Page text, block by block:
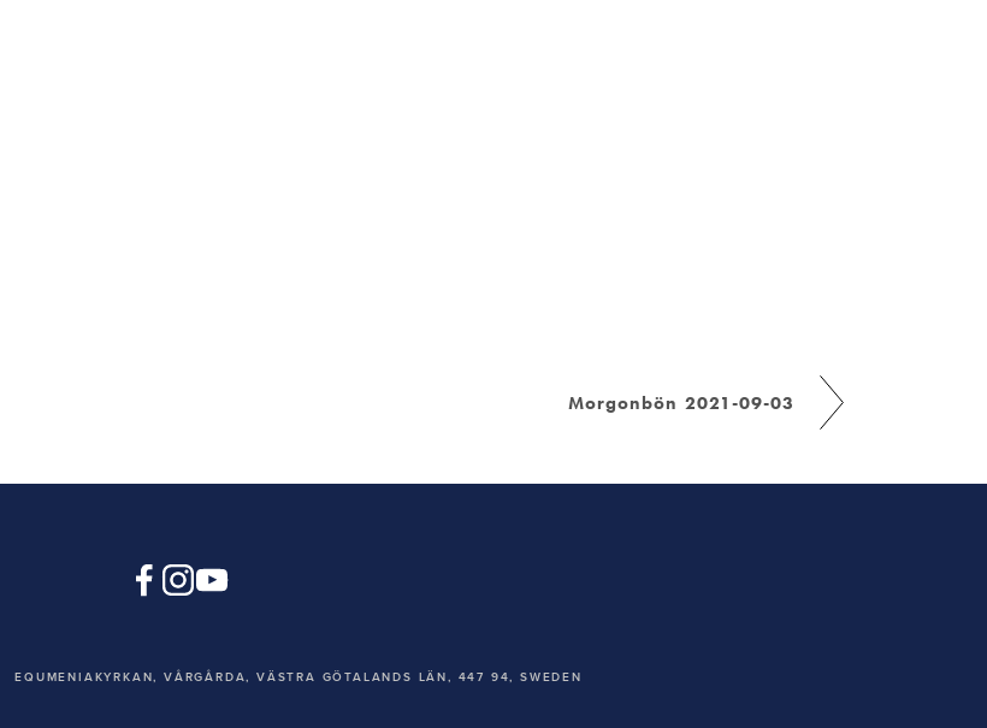
Morgonbön 2021-09-03
EQUMENIAKYRKAN, VÅRGÅRDA, VÄSTRA GÖTALANDS LÄN, 447 94, SWEDEN